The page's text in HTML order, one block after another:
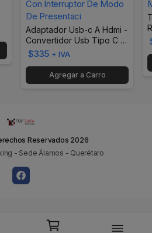
Adaptador Usb-c A Hdmi -
Convertidor Usb Tipo C A
Hdmi 4k 60hz Con
Interruptor De Modo De
Presentaci
$335 + IVA
Agregar a Carro
Reservados 2026
- Sede Álamos - Querétaro